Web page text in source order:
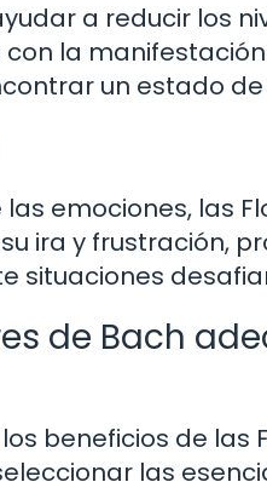
a reducir los
la
un estado
emociones, las
ira y frustración,
situaciones
de Bach
beneficios de las
las